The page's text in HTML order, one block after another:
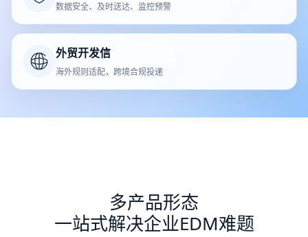
数据安全、及时送达、监控预警
外贸开发信
海外规则适配，跨境合规投递
多产品形态
一站式解决企业EDM难题